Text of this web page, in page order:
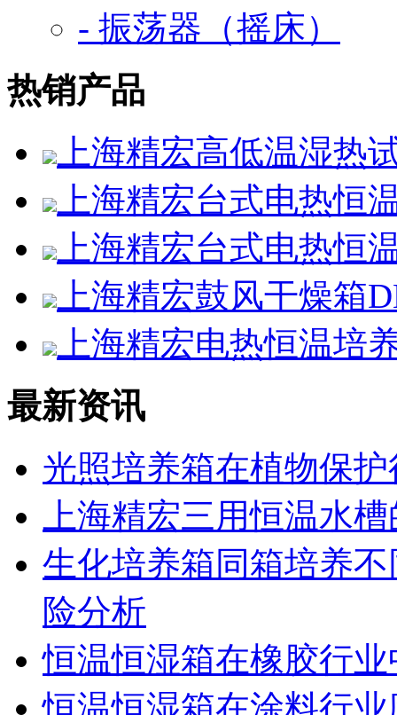
- 振荡器（摇床）
热销产品
上海精宏高低温湿热
上海精宏台式电热恒
上海精宏台式电热恒
上海精宏鼓风干燥箱
上海精宏电热恒温培
最新资讯
光照培养箱在植物保
上海精宏三用恒温水
生化培养箱同箱培养
险分析
恒温恒湿箱在橡胶行